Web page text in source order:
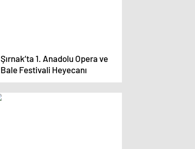
Şırnak’ta 1. Anadolu Opera ve
Bale Festivali Heyecanı